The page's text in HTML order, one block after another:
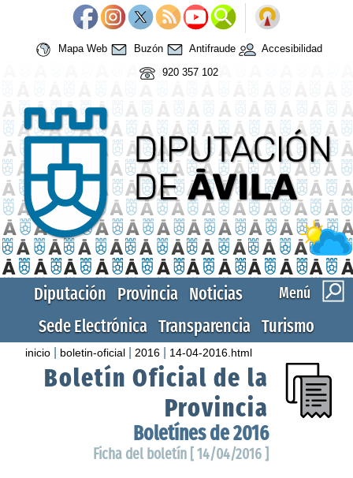
Mapa Web Buzón Antifraude
Accesibilidad
920 357 102
Menú
Diputación Provincia Noticias
Sede Electrónica Transparencia Turismo
inicio boletin-oficial 2016 14-04-2016.html
Boletín Oficial de la
Provincia
Boletínes de 2016
Ficha del boletín [ 14/04/2016 ]